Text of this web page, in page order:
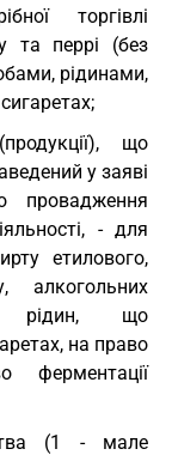
торгівлі
та перрі (без
рідинами,
що
у заяві
провадження
- для
етилового,
алкогольних
рідин, що
на право
(1 - мале